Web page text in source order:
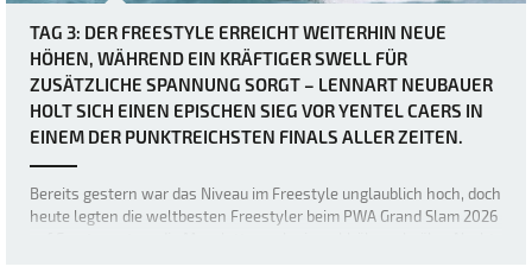
TAG 3: DER FREESTYLE ERREICHT WEITERHIN NEUE
HÖHEN, WÄHREND EIN KRÄFTIGER SWELL FÜR
ZUSÄTZLICHE SPANNUNG SORGT – LENNART NEUBAUER
HOLT SICH EINEN EPISCHEN SIEG VOR YENTEL CAERS IN
EINEM DER PUNKTREICHSTEN FINALS ALLER ZEITEN.
Bereits gestern war das Niveau im Freestyle unglaublich hoch, doch
heute legten die weltbesten Freestyler beim PWA Grand Slam 2026